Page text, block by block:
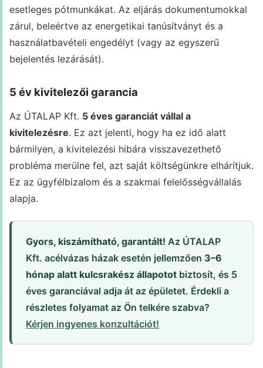
esetleges pótmunkákat. Az eljárás dokumentumokkal
zárul, beleértve az energetikai tanúsítványt és a
használatbavételi engedélyt (vagy az egyszerű
bejelentés lezárását).
5 év kivitelezői garancia
Az ÚTALAP Kft. 5 éves garanciát vállal a
kivitelezésre. Ez azt jelenti, hogy ha ez idő alatt
bármilyen, a kivitelezési hibára visszavezethető
probléma merülne fel, azt saját költségünkre elhárítjuk.
Ez az ügyfélbizalom és a szakmai felelősségvállalás
alapja.
Gyors, kiszámítható, garantált! Az ÚTALAP
Kft. acélvázas házak esetén jellemzően 3–6
hónap alatt kulcsrakész állapotot biztosít, és 5
éves garanciával adja át az épületet. Érdekli a
részletes folyamat az Ön telkére szabva?
Kérjen ingyenes konzultációt!